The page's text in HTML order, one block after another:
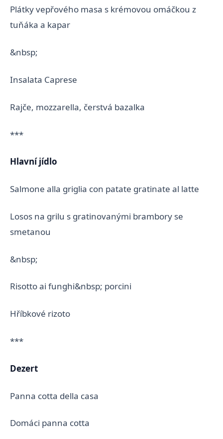
Plátky vepřového masa s krémovou omáčkou z
tuňáka a kapar
&nbsp;
Insalata Caprese
Rajče, mozzarella, čerstvá bazalka
***
Hlavní jídlo
Salmone alla griglia con patate gratinate al latte
Losos na grilu s gratinovanými brambory se
smetanou
&nbsp;
Risotto ai funghi&nbsp; porcini
Hříbkové rizoto
***
Dezert
Panna cotta della casa
Domáci panna cotta